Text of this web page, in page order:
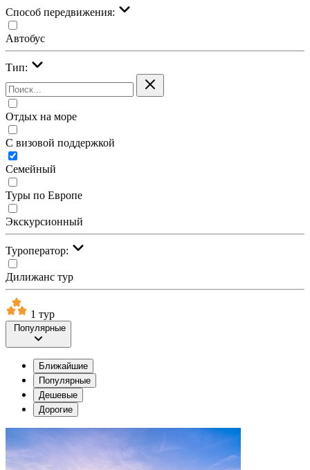
Cпособ передвижения:
Автобус
Тип:
Отдых на море
С визовой поддержкой
Семейный
Туры по Европе
Экскурсионный
Туроператор:
Дилижанс тур
1 тур
Популярные
Ближайшие
Популярные
Дешевые
Дорогие